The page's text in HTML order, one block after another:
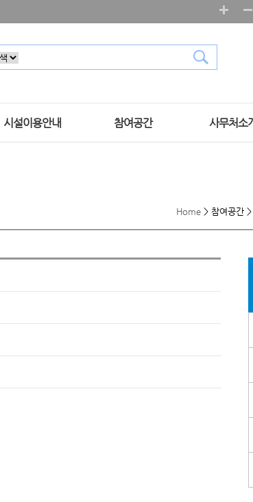
시설이용안내 참여공간 사무처소
Home > 참여공간 >